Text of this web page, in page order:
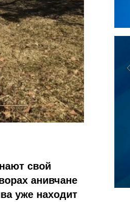
свой
анивчане
уже находит